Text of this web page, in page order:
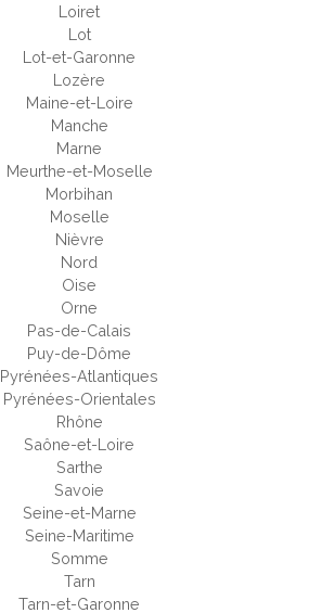
Loiret
Lot
Lot-et-Garonne
Lozère
Maine-et-Loire
Manche
Marne
Meurthe-et-Moselle
Morbihan
Moselle
Nièvre
Nord
Oise
Orne
Pas-de-Calais
Puy-de-Dôme
Pyrénées-Atlantiques
Pyrénées-Orientales
Rhône
Saône-et-Loire
Sarthe
Savoie
Seine-et-Marne
Seine-Maritime
Somme
Tarn
Tarn-et-Garonne